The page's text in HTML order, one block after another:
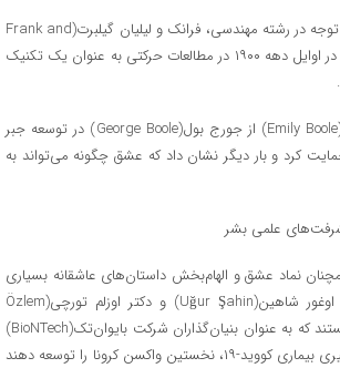
یکی دیگر از زوج‌های قابل توجه در رشته مهندسی، فرانک و لیلیان گیلبرت(Frank and
Lillian Gilbreth) بودند که در اوایل دهه ۱۹۰۰ در مطالعات حرکتی به عنوان یک تکنیک
در همین حال، امیلی بول(Emily Boole) از جورج بول(George Boole) در توسعه جبر
کرد و بار دیگر نشان داد که عشق چگونه می‌تواند به
علمی بشر
نماد عشق و الهام‌بخش داستان‌های عاشقانه بسیاری
است. در زمانه کنونی ما، اوغور شاهین(Uğur Şahin) و دکتر اوزلم تورچی(Özlem
Türeci)، زن و شوهری هستند که به عنوان بنیان‌گذاران شرکت بایوان‌تک(BioNTech)
توانستند در بحبوحه همه‌گیری بیماری کووید-۱۹، نخستین واکسن کرونا را توسعه دهند